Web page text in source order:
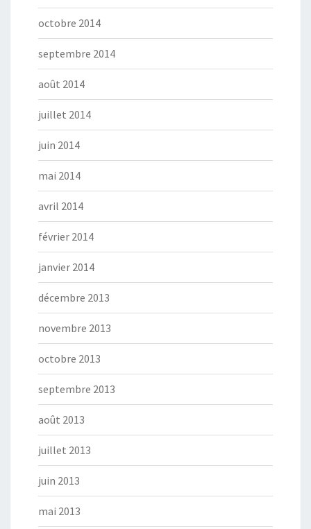
octobre 2014
septembre 2014
août 2014
juillet 2014
juin 2014
mai 2014
avril 2014
février 2014
janvier 2014
décembre 2013
novembre 2013
octobre 2013
septembre 2013
août 2013
juillet 2013
juin 2013
mai 2013